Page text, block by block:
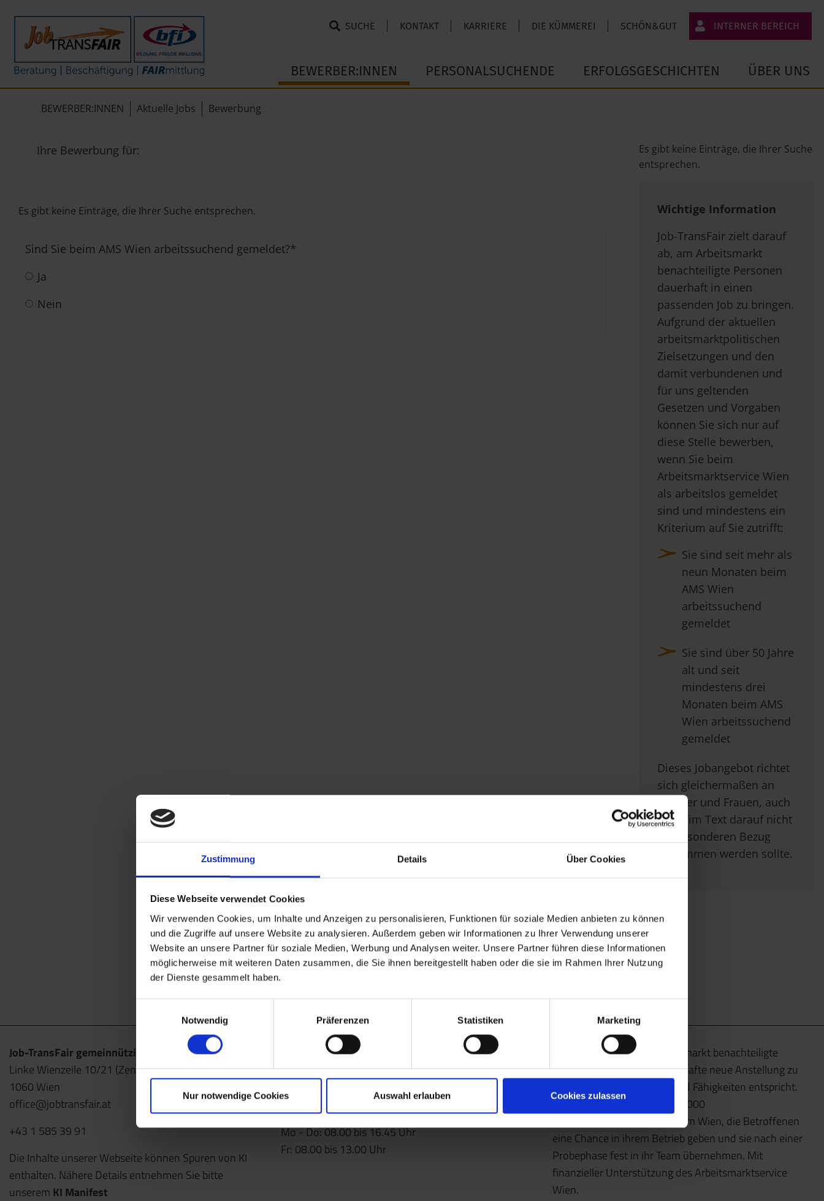
Zustimmung Details Über Cookies
Diese Webseite verwendet Cookies
Wir verwenden Cookies, um Inhalte und Anzeigen zu personalisieren, Funktionen für soziale Medien anbieten zu können
und die Zugriffe auf unsere Website zu analysieren. Außerdem geben wir Informationen zu Ihrer Verwendung unserer
Website an unsere Partner für soziale Medien, Werbung und Analysen weiter. Unsere Partner führen diese Informationen
möglicherweise mit weiteren Daten zusammen, die Sie ihnen bereitgestellt haben oder die sie im Rahmen Ihrer Nutzung
der Dienste gesammelt haben.
Notwendig
Präferenzen Statistiken Marketing
Nur notwendige Cookies Auswahl erlauben Cookies zulassen
INTERNER BEREICH
JobImpuls
KONTAKT KARRIERE DIE KÜMMEREI SCHÖN&GUT
SUCHE
BEWERBER:INNEN PERSONALSUCHENDE ERFOLGSGESCHICHTEN ÜBER UNS
BEWERBER:INNEN Aktuelle Jobs Bewerbung
Ihre Bewerbung für:
Es gibt keine Einträge, die Ihrer Suche entsprechen.
Sind Sie beim AMS Wien arbeitssuchend gemeldet?*
Ja
Nein
Es gibt keine Einträge, die Ihrer Suche
entsprechen.
Wichtige Information
Job-TransFair zielt darauf
ab, am Arbeitsmarkt
benachteiligte Personen
dauerhaft in einen
passenden Job zu bringen.
Aufgrund der aktuellen
arbeitsmarktpolitischen
Zielsetzungen und den
damit verbundenen und
für uns geltenden
Gesetzen und Vorgaben
können Sie sich nur auf
diese Stelle bewerben,
wenn Sie beim
Arbeitsmarktservice Wien
als arbeitslos gemeldet
sind und mindestens ein
Kriterium auf Sie zutrifft:
Sie sind seit mehr als
neun Monaten beim
AMS Wien
arbeitssuchend
gemeldet
Sie sind über 50 Jahre
alt und seit
mindestens drei
Monaten beim AMS
Wien arbeitssuchend
gemeldet
Dieses Jobangebot richtet
sich gleichermaßen an
Männer und Frauen, auch
wenn im Text darauf nicht
im Besonderen Bezug
genommen werden sollte.
Job-TransFair gemeinnützige GmbH
Linke Wienzeile 10/21 (Zentrale)
1060 Wien
office@jobtransfair.at
+43 1 585 39 91
Die Inhalte unserer Webseite können Spuren von KI
enthalten. Nähere Details entnehmen Sie bitte
unserem KI Manifest
Aktuelle Jobs
Standorte
Öffnungszeiten
Mo - Do: 08.00 bis 16.45 Uhr
Fr: 08.00 bis 13.00 Uhr
Wir unterstützen am Arbeitsmarkt benachteiligte
Menschen dabei, eine dauerhafte neue Anstellung zu
finden, die ihren Talenten und Fähigkeiten entspricht.
Dazu kooperieren wir mit 10.000
Partnerunternehmen im Raum Wien, die Betroffenen
eine Chance in ihrem Betrieb geben und sie nach einer
Probephase fest in ihr Team übernehmen. Mit
finanzieller Unterstützung des Arbeitsmarktservice
Wien.
Mein Weg zum Job
Beratung
Beschäftigung
FAIRmittlung
ÜBER UNS
Leitbild
KI-Manifest
Ergebnisse
News
Standorte
Interner Bereich
JT-Portal
JobImpuls
Zeiterfassung